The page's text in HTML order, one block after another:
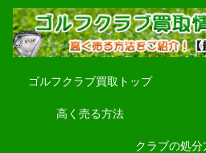
ゴルフクラブ買取トップ
高く売る方法
クラブの処分